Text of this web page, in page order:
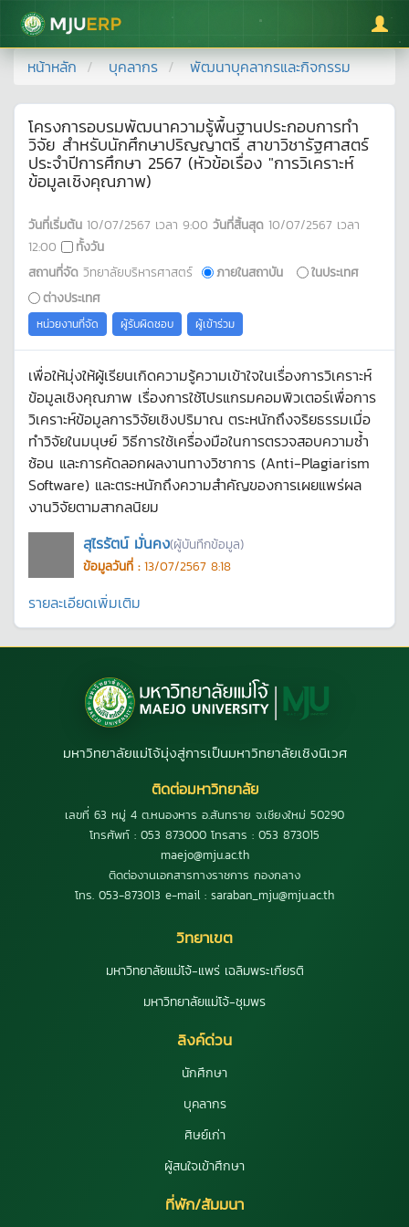
มหาวิทยาลัยแม่โจ้
หน้าหลัก บุคลากร พัฒนาบุคลากรและกิจกรรม
โครงการอบรมพัฒนาความรู้พื้นฐานประกอบการทำ
วิจัย สำหรับนักศึกษาปริญญาตรี สาขาวิชารัฐศาสตร์
ประจำปีการศึกษา 2567 (หัวข้อเรื่อง "การวิเคราะห์
ข้อมูลเชิงคุณภาพ)
วันที่เริ่มต้น 10/07/2567 เวลา 9:00 วันที่สิ้นสุด 10/07/2567 เวลา
12:00
ทั้งวัน
สถานที่จัด วิทยาลัยบริหารศาสตร์ ภายในสถาบัน
ในประเทศ
ต่างประเทศ
หน่วยงานที่จัด ผู้รับผิดชอบ ผู้เข้าร่วม
เพื่อให้มุ่งให้ผู้เรียนเกิดความรู้ความเข้าใจในเรื่องการวิเคราะห์
ข้อมูลเชิงคุณภาพ เรื่องการใช้โปรแกรมคอมพิวเตอร์เพื่อการ
วิเคราะห์ข้อมูลการวิจัยเชิงปริมาณ ตระหนักถึงจริยธรรมเมื่อ
ทำวิจัยในมนุษย์ วิธีการใช้เครื่องมือในการตรวจสอบความซ้ำ
ซ้อน และการคัดลอกผลงานทางวิชาการ (Anti-Plagiarism
Software) และตระหนักถึงความสำคัญของการเผยแพร่ผล
งานวิจัยตามสากลนิยม
สุไรรัตน์ มั่นคง(ผู้บันทึกข้อมูล)
ข้อมูลวันที่ : 13/07/2567 8:18
รายละเอียดเพิ่มเติม
มหาวิทยาลัยแม่โจ้มุ่งสู่การเป็นมหาวิทยาลัยเชิงนิเวศ
ติดต่อมหาวิทยาลัย
เลขที่ 63 หมู่ 4 ต.หนองหาร อ.สันทราย จ.เชียงใหม่ 50290
โทรศัพท์ : 053 873000 โทรสาร : 053 873015
maejo@mju.ac.th
ติดต่องานเอกสารทางราชการ กองกลาง
โทร. 053-873013 e-mail : saraban_mju@mju.ac.th
วิทยาเขต
มหาวิทยาลัยแม่โจ้-แพร่ เฉลิมพระเกียรติ
มหาวิทยาลัยแม่โจ้-ชุมพร
ลิงค์ด่วน
นักศึกษา
บุคลากร
ศิษย์เก่า
ผู้สนใจเข้าศึกษา
ที่พัก/สัมมนา